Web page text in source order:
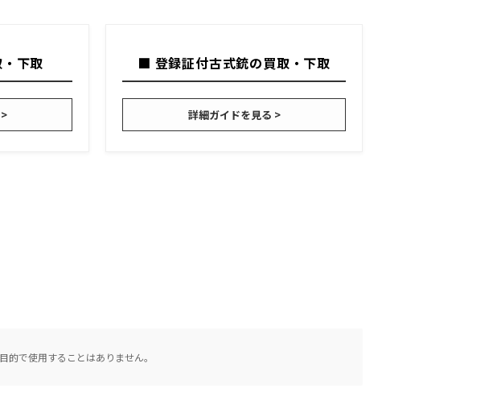
下取 ■ 登録証付古式銃の買取・下取
詳細ガイドを見る >
で使用することはありません。